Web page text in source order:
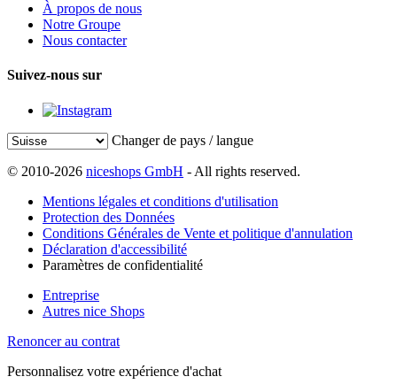
À propos de nous
Notre Groupe
Nous contacter
Suivez-nous sur
Changer de pays / langue
© 2010-2026 niceshops GmbH - All rights reserved.
Mentions légales et conditions d'utilisation
Protection des Données
Conditions Générales de Vente et politique d'annulation
Déclaration d'accessibilité
Paramètres de confidentialité
Entreprise
Autres nice Shops
Renoncer au contrat
Personnalisez votre expérience d'achat